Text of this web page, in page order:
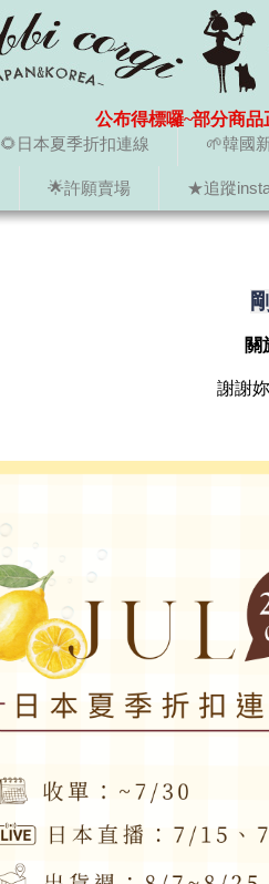
🌻日本夏季折扣連線 🌱韓國
🌟許願賣場 ★追蹤
公布得標囉~部分商